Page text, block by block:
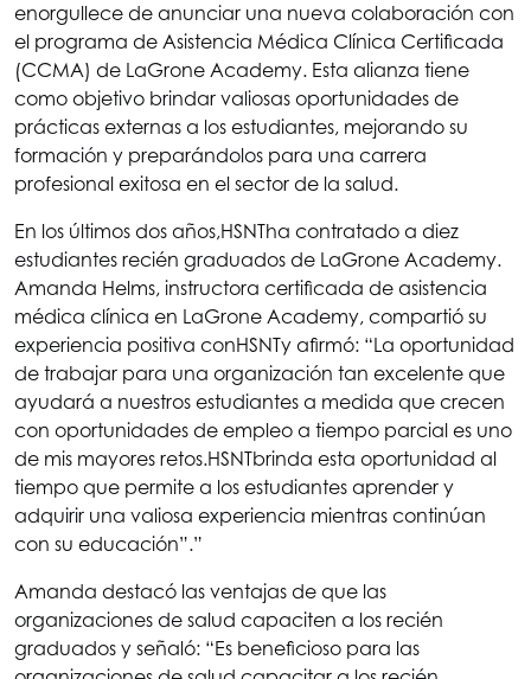
enorgullece de anunciar una nueva colaboración con
el programa de Asistencia Médica Clínica Certificada
(CCMA) de LaGrone Academy. Esta alianza tiene
como objetivo brindar valiosas oportunidades de
prácticas externas a los estudiantes, mejorando su
formación y preparándolos para una carrera
profesional exitosa en el sector de la salud.
En los últimos dos años,HSNTha contratado a diez
estudiantes recién graduados de LaGrone Academy.
Amanda Helms, instructora certificada de asistencia
médica clínica en LaGrone Academy, compartió su
experiencia positiva conHSNTy afirmó: “La oportunidad
de trabajar para una organización tan excelente que
ayudará a nuestros estudiantes a medida que crecen
con oportunidades de empleo a tiempo parcial es uno
de mis mayores retos.HSNTbrinda esta oportunidad al
tiempo que permite a los estudiantes aprender y
adquirir una valiosa experiencia mientras continúan
con su educación”.”
Amanda destacó las ventajas de que las
organizaciones de salud capaciten a los recién
graduados y señaló: “Es beneficioso para las